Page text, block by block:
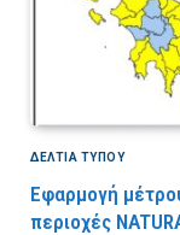
ΔΕΛΤΙΑ ΤΥΠΟΥ
Εφαρμογή
περιοχές